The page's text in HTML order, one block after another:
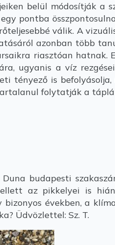
belül módosítják a
pontba
válik. A
azonban több
riasztóan
ugyanis a víz
tényező is
folytatják a
budapesti
az pikkelyei is
években, a
Üdvözlettel: Sz. T.